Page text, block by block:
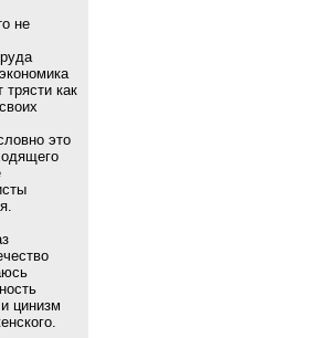
не
трясти как
это
цинизм